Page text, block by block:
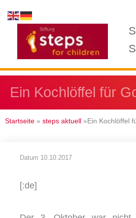
Inhalt
springen
Ein Kochlöffel für
Startseite » steps aktuell »Ein Kochlöffel
Datum 10.10.2017
[:de]